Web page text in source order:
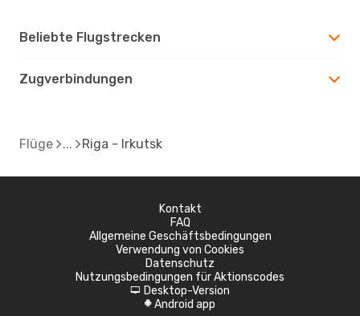
Beliebte Flugstrecken
Zugverbindungen
Flüge Riga - Irkutsk
Kontakt
FAQ
Allgemeine Geschäftsbedingungen
Verwendung von Cookies
Datenschutz
Nutzungsbedingungen für Aktionscodes
d Desktop-Version
A Android app